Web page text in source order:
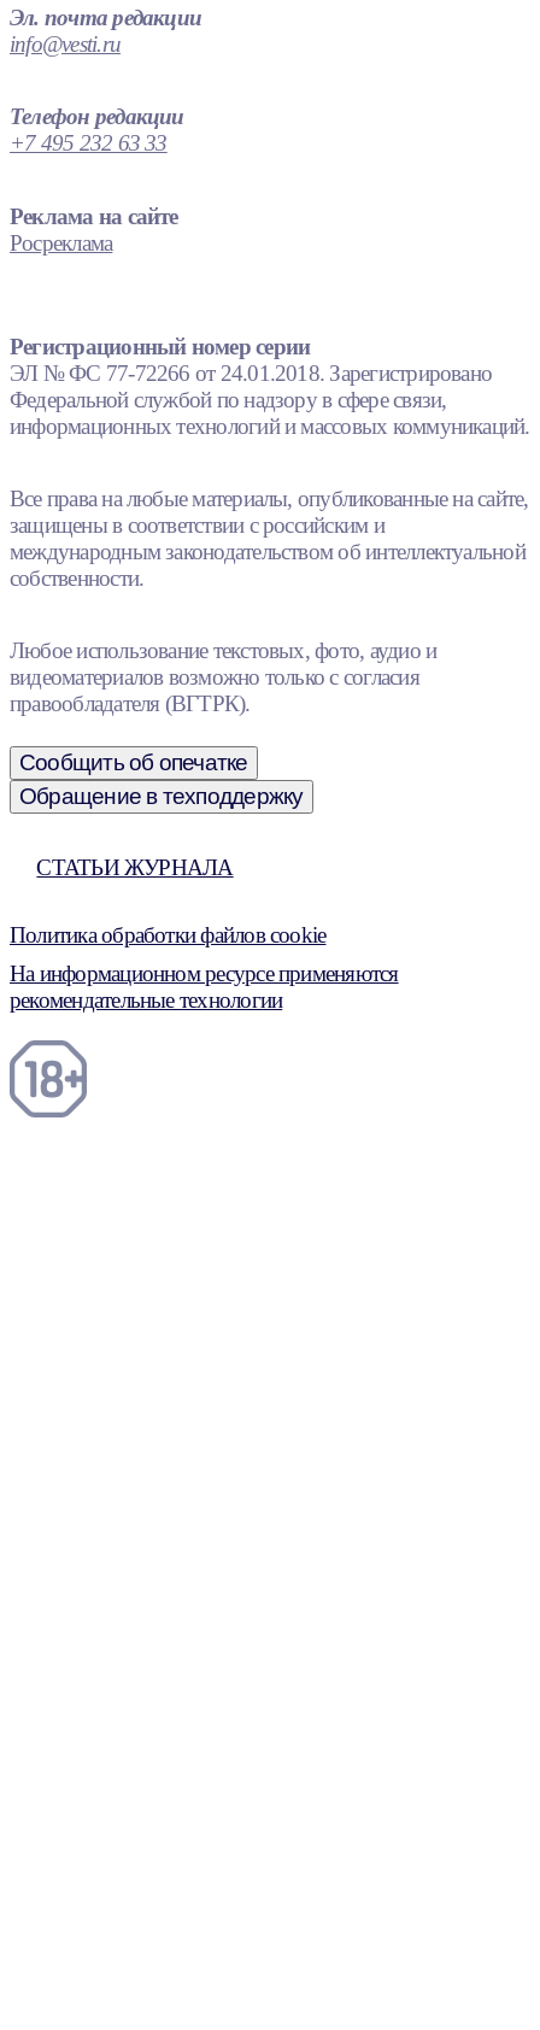
Эл. почта редакции
info@vesti.ru
Телефон редакции
+7 495 232 63 33
Реклама на сайте
Росреклама
Регистрационный номер серии
ЭЛ № ФС 77-72266 от 24.01.2018. Зарегистрировано
Федеральной службой по надзору в сфере связи,
информационных технологий и массовых коммуникаций.
Все права на любые материалы, опубликованные на сайте,
защищены в соответствии с российским и
международным законодательством об интеллектуальной
собственности.
Любое использование текстовых, фото, аудио и
видеоматериалов возможно только с согласия
правообладателя (ВГТРК).
Сообщить об опечатке
Обращение в техподдержку
СТАТЬИ ЖУРНАЛА
Политика обработки файлов cookie
На информационном ресурсе применяются
рекомендательные технологии